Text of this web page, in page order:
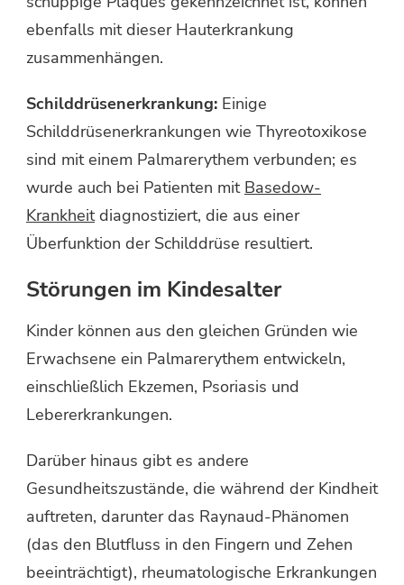
ebenfalls mit dieser Hauterkrankung
zusammenhängen.
Schilddrüsenerkrankung: Einige
Schilddrüsenerkrankungen wie Thyreotoxikose
sind mit einem Palmarerythem verbunden; es
wurde auch bei Patienten mit Basedow-
Krankheitdiagnostiziert, die aus einer
Überfunktion der Schilddrüse resultiert.
Störungen im Kindesalter
Kinder können aus den gleichen Gründen wie
Erwachsene ein Palmarerythem entwickeln,
einschließlich Ekzemen, Psoriasis und
Lebererkrankungen.
Darüber hinaus gibt es andere
Gesundheitszustände, die während der Kindheit
auftreten, darunter das Raynaud-Phänomen
(das den Blutfluss in den Fingern und Zehen
beeinträchtigt), rheumatologische Erkrankungen